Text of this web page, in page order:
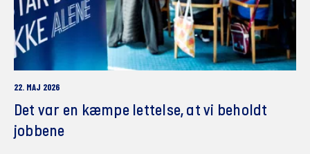
22. MAJ 2026
Det var en kæmpe lettelse, at vi beholdt
jobbene